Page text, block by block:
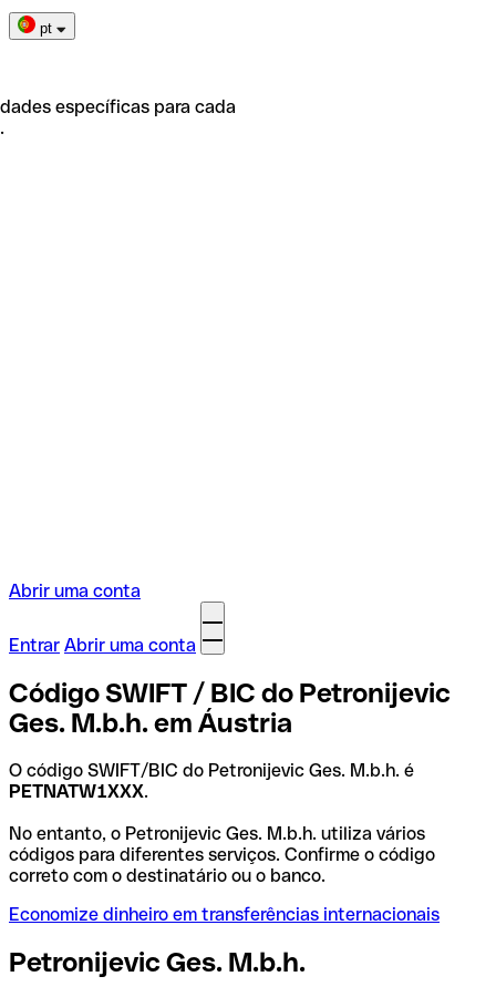
pt
específicas para cada
Abrir uma conta
Entrar Abrir uma conta
Código SWIFT / BIC do Petronijevic
Ges. M.b.h. em Áustria
O código SWIFT/BIC do Petronijevic Ges. M.b.h. é
PETNATW1XXX.
No entanto, o Petronijevic Ges. M.b.h. utiliza vários
códigos para diferentes serviços. Confirme o código
correto com o destinatário ou o banco.
Economize dinheiro em transferências internacionais
Petronijevic Ges. M.b.h.